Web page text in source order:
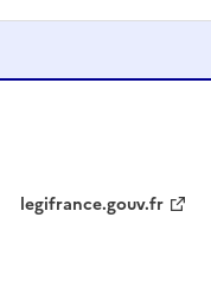
legifrance.gouv.fr